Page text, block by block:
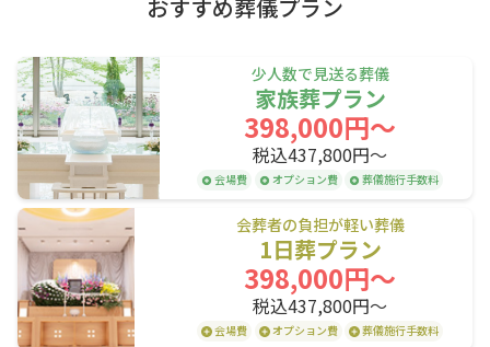
上川エリア
旭川市
後志エリア
小樽市
桑園駅
札幌駅
苗穂駅
厚別駅
森林公園駅
野幌駅
高砂駅
江別駅
豊幌駅
幌向駅
上幌向駅
岩見沢駅
峰延駅
光珠内駅
美唄駅
深川駅
近文駅
旭川駅
おすすめ葬儀プラン
少人数で見送る葬儀
家族葬プラン
398,000円〜
税込437,800円〜
会場費 オプション費 葬儀施行手数料
会葬者の負担が軽い葬儀
1日葬プラン
398,000円〜
税込437,800円〜
会場費 オプション費 葬儀施行手数料